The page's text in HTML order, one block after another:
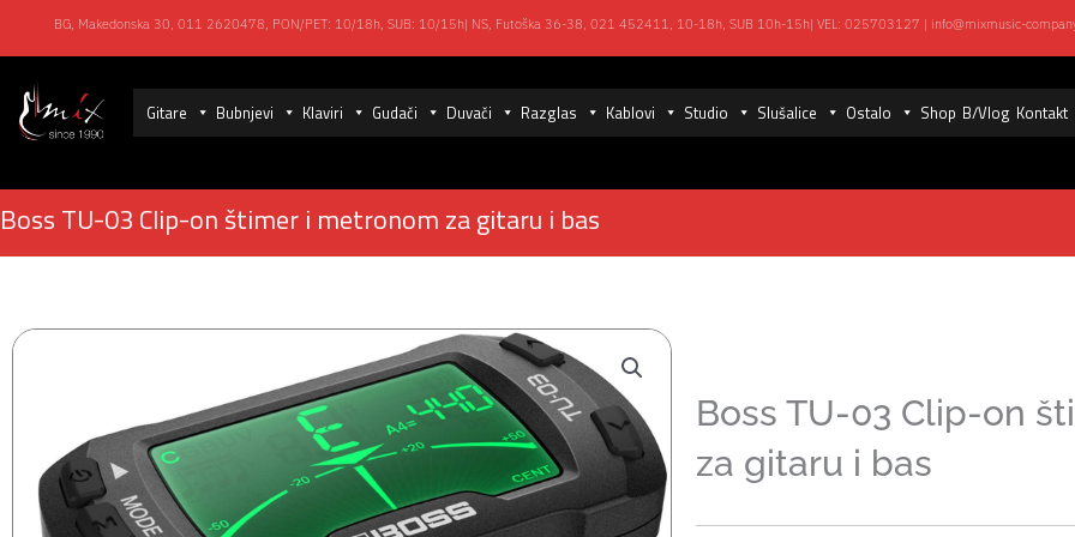
садржај
BG, Makedonska 30,011 2620478, PON/PET: 10/18h, SUB: 10/15h| NS, Futoška 36-38,021 452411, 10-18h, SUB 10h-15h| VEL:025703127 | info@mixmusic-
Gitare Bubnjevi Klaviri Gudači Duvači Razglas Kablovi Studio Slušalice Ostalo Shop B/Vlog Kontakt
Boss TU-03 Clip-on štimer i metronom za gitaru i bas
Boss TU-03 Clip-on
za gitaru i bas